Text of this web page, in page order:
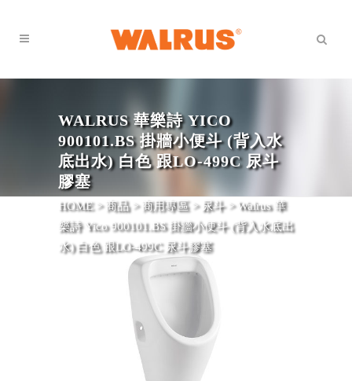
WALRUS 華樂詩 YICO
900101.BS 掛牆小便斗 (背入水
底出水) 白色 跟LO-499C 尿斗
膠塞
HOME> 商品> 商用專區> 尿斗> Walrus 華
樂詩 Yico 900101.BS 掛牆小便斗 (背入水底出
水) 白色 跟LO-499C 尿斗膠塞